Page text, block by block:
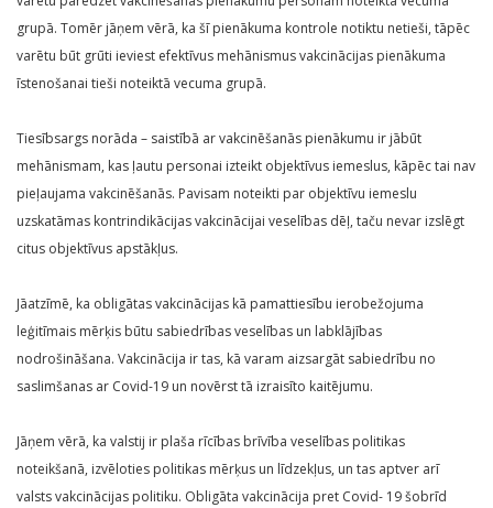
grupā. Tomēr jāņem vērā, ka šī pienākuma kontrole notiktu netieši, tāpēc
varētu būt grūti ieviest efektīvus mehānismus vakcinācijas pienākuma
īstenošanai tieši noteiktā vecuma grupā.
Tiesībsargs norāda – saistībā ar vakcinēšanās pienākumu ir jābūt
mehānismam, kas ļautu personai izteikt objektīvus iemeslus, kāpēc tai nav
pieļaujama vakcinēšanās. Pavisam noteikti par objektīvu iemeslu
uzskatāmas kontrindikācijas vakcinācijai veselības dēļ, taču nevar izslēgt
citus objektīvus apstākļus.
Jāatzīmē, ka obligātas vakcinācijas kā pamattiesību ierobežojuma
leģitīmais mērķis būtu sabiedrības veselības un labklājības
nodrošināšana. Vakcinācija ir tas, kā varam aizsargāt sabiedrību no
saslimšanas ar Covid-19 un novērst tā izraisīto kaitējumu.
Jāņem vērā, ka valstij ir plaša rīcības brīvība veselības politikas
noteikšanā, izvēloties politikas mērķus un līdzekļus, un tas aptver arī
valsts vakcinācijas politiku. Obligāta vakcinācija pret Covid- 19 šobrīd